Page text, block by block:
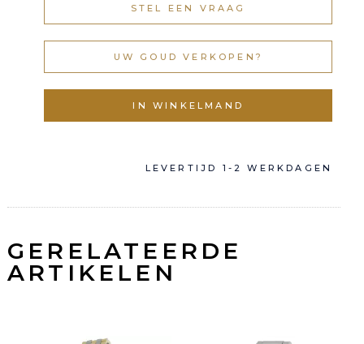
STEL EEN VRAAG
UW GOUD VERKOPEN?
LEVERTIJD 1-2 WERKDAGEN
GERELATEERDE
ARTIKELEN